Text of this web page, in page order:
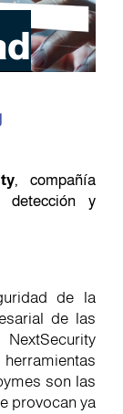
, compañía
detección y
de la
de las
son las
provocan ya